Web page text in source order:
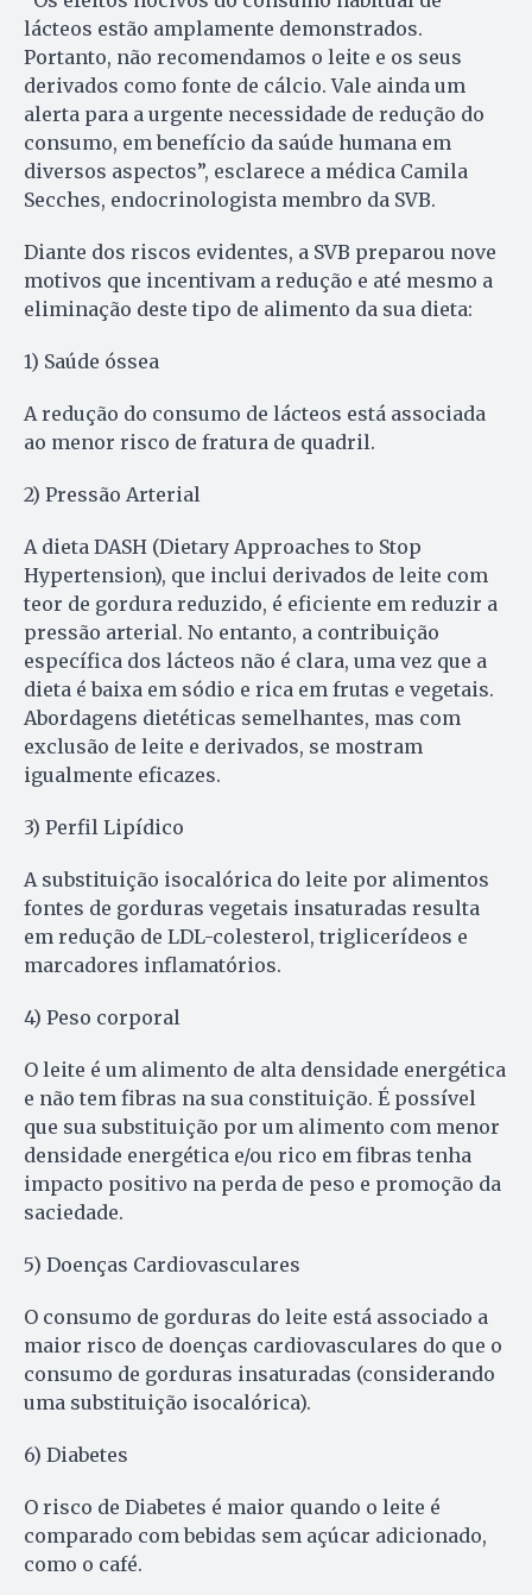
lácteos estão amplamente demonstrados.
Portanto, não recomendamos o leite e os seus
derivados como fonte de cálcio. Vale ainda um
alerta para a urgente necessidade de redução do
consumo, em benefício da saúde humana em
diversos aspectos”, esclarece a médica Camila
Secches, endocrinologista membro da SVB.
Diante dos riscos evidentes, a SVB preparou nove
motivos que incentivam a redução e até mesmo a
eliminação deste tipo de alimento da sua dieta:
1) Saúde óssea
A redução do consumo de lácteos está associada
ao menor risco de fratura de quadril.
2) Pressão Arterial
A dieta DASH (Dietary Approaches to Stop
Hypertension), que inclui derivados de leite com
teor de gordura reduzido, é eficiente em reduzir a
pressão arterial. No entanto, a contribuição
específica dos lácteos não é clara, uma vez que a
dieta é baixa em sódio e rica em frutas e vegetais.
Abordagens dietéticas semelhantes, mas com
exclusão de leite e derivados, se mostram
igualmente eficazes.
3) Perfil Lipídico
A substituição isocalórica do leite por alimentos
fontes de gorduras vegetais insaturadas resulta
em redução de LDL-colesterol, triglicerídeos e
marcadores inflamatórios.
4) Peso corporal
O leite é um alimento de alta densidade energética
e não tem fibras na sua constituição. É possível
que sua substituição por um alimento com menor
densidade energética e/ou rico em fibras tenha
impacto positivo na perda de peso e promoção da
saciedade.
5) Doenças Cardiovasculares
O consumo de gorduras do leite está associado a
maior risco de doenças cardiovasculares do que o
consumo de gorduras insaturadas (considerando
uma substituição isocalórica).
6) Diabetes
O risco de Diabetes é maior quando o leite é
comparado com bebidas sem açúcar adicionado,
como o café.